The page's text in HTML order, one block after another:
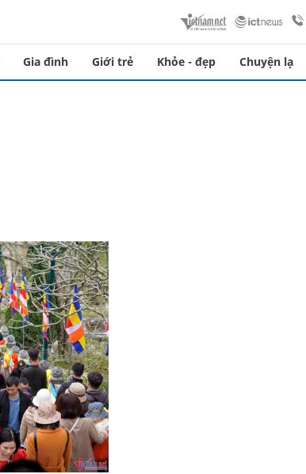
Gia đình Giới trẻ Khỏe - đẹp Chuyện lạ